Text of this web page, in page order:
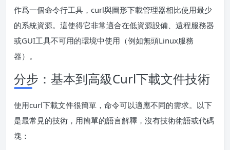
作爲一個命令行工具，curl與圖形下載管理器相比使用最少
的系統資源。這使得它非常適合在低資源設備、遠程服務器
或GUI工具不可用的環境中使用（例如無頭Linux服務
器）。
分步：基本到高級Curl下載文件技術
使用curl下載文件很簡單，命令可以適應不同的需求。以下
是最常見的技術，用簡單的語言解釋，沒有技術術語或代碼
塊：